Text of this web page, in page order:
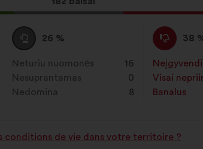
šio
gauta:
Susilaikau
:
26 %
Šis
pasiūlymas
įvertintas
taip:
Neturiu nuomonės
: 16
kartų
Nesuprantamas
: 0
kartų
Nedomina
: 8
kartų
Nepritariu
:
38
Šis
pasiūlymas
įvertintas
taip:
:kartų
Visai
:kartų
Banalus
:kartų
conditions de vie dans votre territoire ?